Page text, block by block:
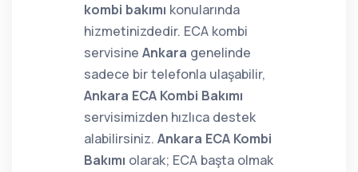
kombi bakımı konularında
hizmetinizdedir. ECA kombi
servisine Ankara genelinde
sadece bir telefonla ulaşabilir,
Ankara ECA Kombi Bakımı
servisimizden hızlıca destek
alabilirsiniz. Ankara ECA Kombi
Bakımı olarak; ECA başta olmak